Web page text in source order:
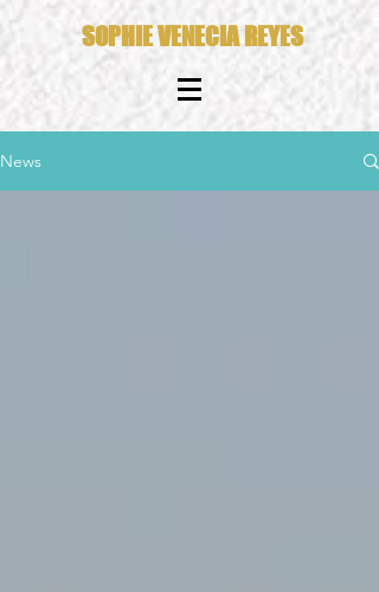
SOPHIE VENECIA REYES
News